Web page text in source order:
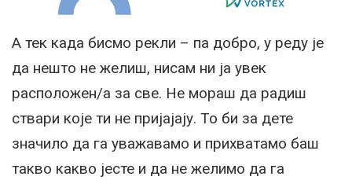
А тек када бисмо рекли – па добро, у реду је
да нешто не желиш, нисам ни ја увек
расположен/а за све. Не мораш да радиш
ствари које ти не пријајају. То би за дете
значило да га уважавамо и прихватамо баш
такво какво јесте и да не желимо да га